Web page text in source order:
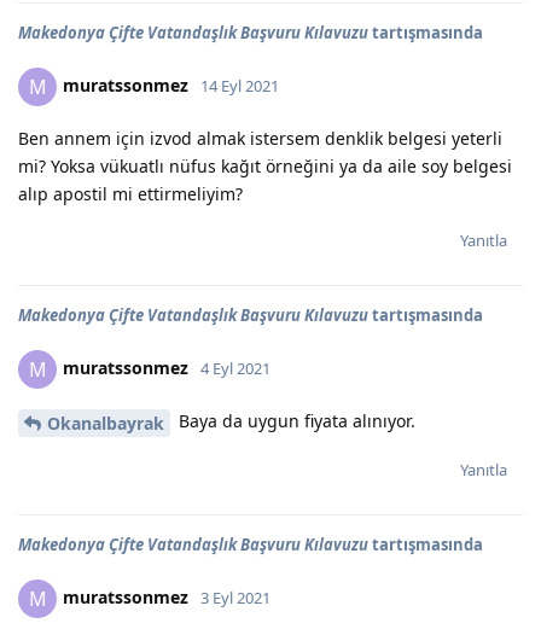
Makedonya Çifte Vatandaşlık Başvuru Kılavuzutartışmasında
M muratssonmez 14 Eyl 2021
Ben annem için izvod almak istersem denklik belgesi yeterli
mi? Yoksa vükuatlı nüfus kağıt örneğini ya da aile soy belgesi
alıp apostil mi ettirmeliyim?
Yanıtla
Makedonya Çifte Vatandaşlık Başvuru Kılavuzutartışmasında
M muratssonmez 4 Eyl 2021
Okanalbayrak Baya da uygun fiyata alınıyor.
Yanıtla
Makedonya Çifte Vatandaşlık Başvuru Kılavuzutartışmasında
M muratssonmez 3 Eyl 2021